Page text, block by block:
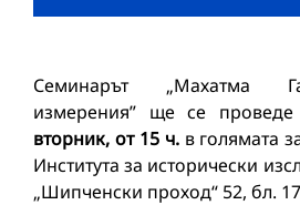
Семинарът „Махатма
измерения” ще се
вторник, от 15 ч.в голямата
Института за исторически
„Шипченски проход“ 52, бл.